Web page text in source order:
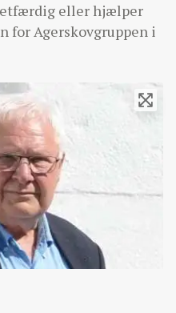
eller hjælper
for Agerskovgruppen i